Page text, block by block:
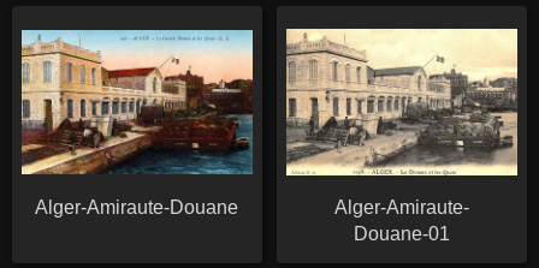
Alger-Amiraute-Douane
Alger-Amiraute-
Douane-01